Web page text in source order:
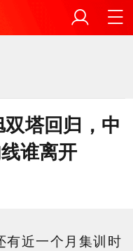
塔回归，中
谁离开
有近一个月集训时